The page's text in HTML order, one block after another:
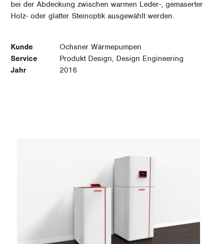
bei der Abdeckung zwischen warmen Leder-, gemaserter
Holz- oder glatter Steinoptik ausgewählt werden.
Kunde
Ochsner Wärmepumpen
Service
Produkt Design, Design Engineering
Jahr
2016